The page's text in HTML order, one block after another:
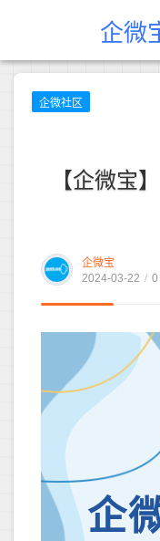
企微
企微社区
【企微宝
企微宝
2024-03-22 / 0
企